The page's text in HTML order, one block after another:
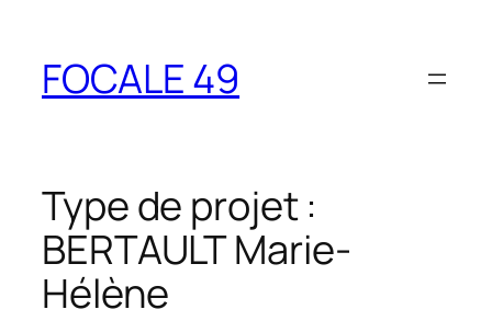
contenu
FOCALE 49
Type de projet :
BERTAULT Marie-
Hélène